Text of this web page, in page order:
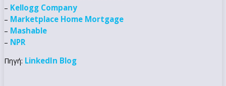
– Kellogg Company
– Marketplace Home Mortgage
– Mashable
– NPR
Πηγή: LinkedIn Blog